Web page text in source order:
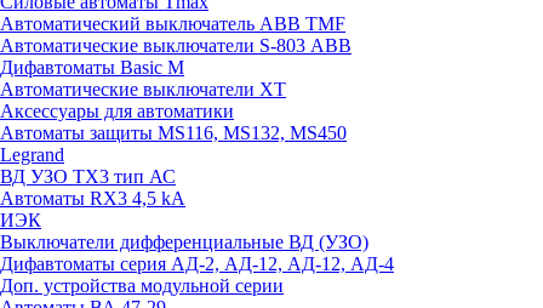
Автоматический выключатель ABB TMF
Автоматические выключатели S-803 АВВ
Дифавтоматы Basic M
Автоматические выключатели XT
Аксессуары для автоматики
Автоматы защиты MS116, MS132, MS450
Legrand
ВД УЗО TX3 тип АС
Автоматы RX3 4,5 kA
ИЭК
Выключатели дифференциальные ВД (УЗО)
Дифавтоматы серия АД-2, АД-12, АД-12, АД-4
Доп. устройства модульной серии